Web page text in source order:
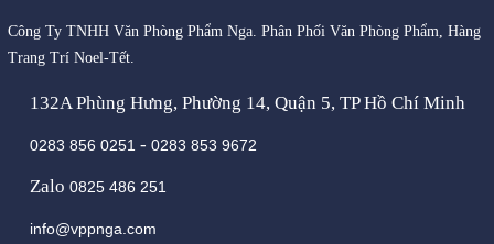
Công Ty TNHH Văn Phòng Phẩm Nga. Phân Phối Văn Phòng Phẩm, Hàng
Trang Trí Noel-Tết.
132A Phùng Hưng, Phường 14, Quận 5, TP Hồ Chí Minh
0283 856 0251 - 0283 853 9672
Zalo 0825 486 251
info@vppnga.com